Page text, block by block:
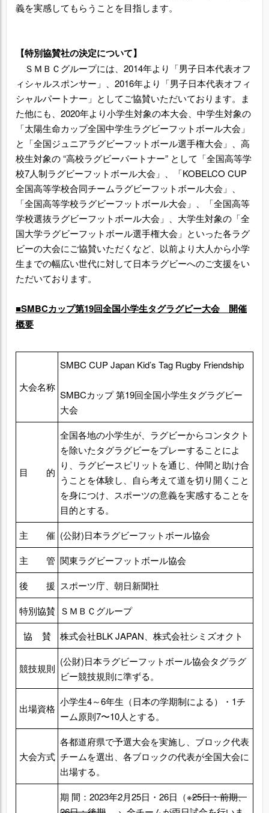
義を実感してもらうことを目指します。
【特別協賛社の決定について】
ＳＭＢＣグループには、2014年より「男子日本代表オフ
ィシャルスポンサー」、2016年より「男子日本代表オフィ
シャルパートナー」としてご協賛いただいております。ま
た他にも、2020年より小学生対象の本大会、中学生対象の
「太陽生命カップ全国中学生ラグビーフットボール大会」
と「全国ジュニアラグビーフットボール選手権大会」、高
校生対象の “高校ラグビーパートナー” として「全国高等学
校7人制ラグビーフットボール大会」、「KOBELCO CUP
全国高等学校合同チームラグビーフットボール大会」、
「全国高等学校ラグビーフットボール大会」、「全国高等
学校選抜ラグビーフットボール大会」、大学生対象の「全
国大学ラグビーフットボール選手権大会」といった各ラグ
ビーの大会にご協賛いただくなど、以前より大人から小学
生までの幅広い世代に対して日本ラグビーへのご支援をい
ただいております。
■SMBCカップ第19回全国小学生タグラグビー大会 開催
概要
大会名称
SMBC CUP Japan Kid’s Tag Rugby Friendship
SMBCカップ 第19回全国小学生タグラグビー
大会
目 的
全国各地の小学生が、ラグビーからコンタクト
を除いたタグラグビーをプレーすることによ
り、ラグビースピリットを通じ、仲間と助け合
うことを体験し、自ら考えて道を切り開くこと
を身につけ、スポーツの意義を実感することを
目的とする。
主 催 (公財)日本ラグビーフットボール協会
主 管 関東ラグビーフットボール協会
後 援 スポーツ庁、朝日新聞社
特別協賛 ＳＭＢＣグループ
協 賛
株式会社BLK JAPAN、株式会社シミズオクト
競技規則
(公財)日本ラグビーフットボール協会タグラグ
ビー競技規則に準ずる。
出場資格
小学生4～6年生（日本の学期制による）・1チ
ーム原則7〜10人とする。
大会方式
各都道府県で予選大会を実施し、ブロック代表
チームを選出、各ブロックの代表が全国大会に
出場する。
期 間：2023年2月25日・26日（※25日：前期、